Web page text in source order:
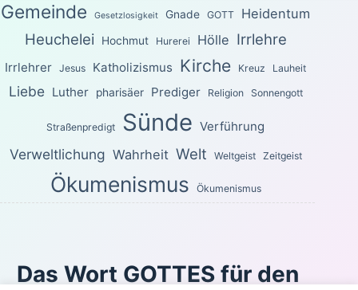
Gemeinde Gesetzlosigkeit Gnade GOTT Heidentum
Heuchelei Hochmut Hurerei Hölle Irrlehre
Irrlehrer Jesus Katholizismus Kirche Kreuz Lauheit
Liebe Luther pharisäer Prediger Religion Sonnengott
Straßenpredigt Sünde Verführung
Verweltlichung Wahrheit Welt Weltgeist Zeitgeist
Ökumenismus Ökumenismus
Das Wort GOTTES für den